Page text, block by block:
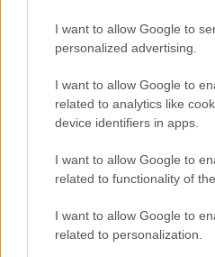
I want to allow Google to
personalized advertising.
I want to allow Google to
related to analytics like
device identifiers in apps.
I want to allow Google to
related to functionality of
I want to allow Google to
related to personalization.